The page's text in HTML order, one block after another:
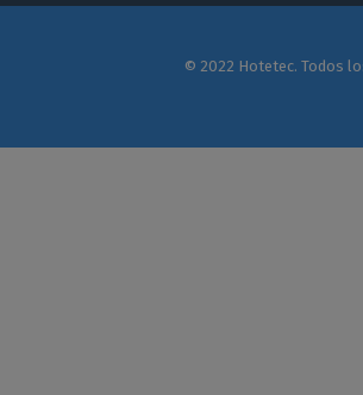
© 2022 Hotetec. Todos